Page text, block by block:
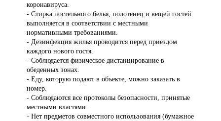
коронавируса.
- Стирка постельного белья, полотенец и вещей гостей
выполняется в соответствии с местными
нормативными требованиями.
- Дезинфекция жилья проводится перед приездом
каждого нового гостя.
- Соблюдается физическое дистанцирование в
обеденных зонах.
- Еду, которую подают в объекте, можно заказать в
номер.
- Соблюдаются все протоколы безопасности, принятые
местными властями.
- Нет предметов совместного использования (бумажное